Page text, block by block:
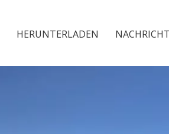
HERUNTERLADEN